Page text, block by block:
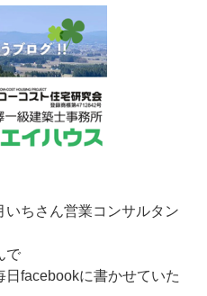
ちさん営業コンサルタン
で
facebookに書かせていた